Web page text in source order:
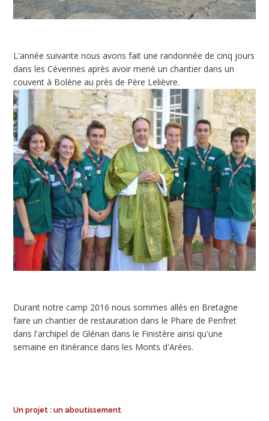
L'année suivante nous avons fait une randonnée de cinq jours
dans les Cévennes après avoir menè un chantier dans un
couvent à Bolène au près de Père Lelièvre.
Durant notre camp 2016 nous sommes allés en Bretagne
faire un chantier de restauration dans le Phare de Penfret
dans l'archipel de Glénan dans le Finistère ainsi qu'une
semaine en itinérance dans les Monts d'Arées.
Un projet : un aboutissement